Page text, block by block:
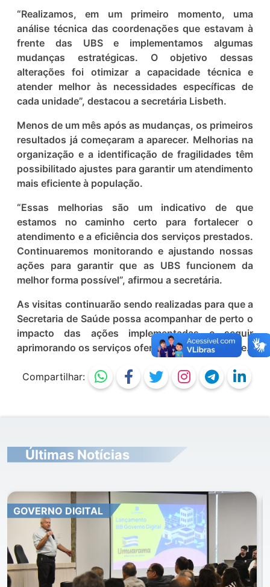
“Realizamos, em um primeiro momento, uma
análise técnica das coordenações que estavam à
frente das UBS e implementamos algumas
mudanças estratégicas. O objetivo dessas
alterações foi otimizar a capacidade técnica e
atender melhor às necessidades específicas de
cada unidade”, destacou a secretária Lisbeth.
Menos de um mês após as mudanças, os primeiros
resultados já começaram a aparecer. Melhorias na
organização e a identificação de fragilidades têm
possibilitado ajustes para garantir um atendimento
mais eficiente à população.
“Essas melhorias são um indicativo de que
estamos no caminho certo para fortalecer o
atendimento e a eficiência dos serviços prestados.
Continuaremos monitorando e ajustando nossas
ações para garantir que as UBS funcionem da
melhor forma possível”, afirmou a secretária.
As visitas continuarão sendo realizadas para que a
Secretaria de Saúde possa acompanhar de perto o
impacto das ações implementadas e seguir
aprimorando os serviços ofertados à comunidade.
Compartilhar:
Últimas Notícias
GOVERNO DIGITAL